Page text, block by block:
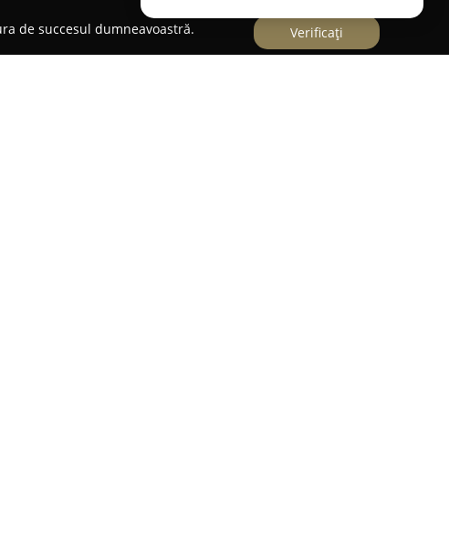
de succesul dumneavoastră.
Verificați